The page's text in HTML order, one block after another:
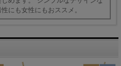
にも女性にもおススメ。